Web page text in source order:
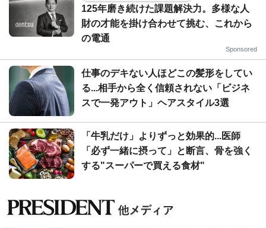
125年磨き続けた課題解決力。多様な人
財の才能を掛け合わせて挑む、これから
の電通
Sponsored
仕事のデキない人ほどこの髪形をしてい
る...相手から全く信頼されない「ビジネ
スで一発アウト」ヘアスタイル3選
「牛乳だけ」よりずっと効果的...医師
「必ず一緒に摂って」と断言、骨を強く
する"スーパーで買える食材"